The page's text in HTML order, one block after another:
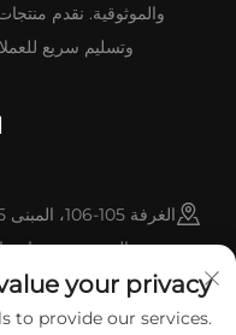
والموثوقية. نقدم
وتسليم سريع
بودونغ الجديدة، شنغهاي،
your privacy
to provide our services.